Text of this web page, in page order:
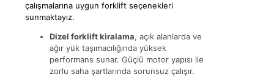
çalışmalarına uygun forklift seçenekleri
sunmaktayız.
Dizel forklift kiralama, açık alanlarda ve
ağır yük taşımacılığında yüksek
performans sunar. Güçlü motor yapısı ile
zorlu saha şartlarında sorunsuz çalışır.